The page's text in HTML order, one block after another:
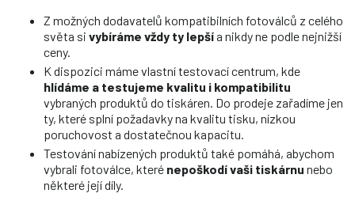
Z možných dodavatelů kompatibilních fotoválců z celého
světa si vybíráme vždy ty lepšía nikdy ne podle nejnižší
ceny.
K dispozici máme vlastní testovací centrum, kde
hlídáme a testujeme kvalitu i kompatibilitu
vybraných produktů do tiskáren. Do prodeje zařadíme jen
ty, které splní požadavky na kvalitu tisku, nízkou
poruchovost a dostatečnou kapacitu.
Testování nabízených produktů také pomáhá, abychom
vybrali fotoválce, které nepoškodí vaši tiskárnu nebo
některé její díly.